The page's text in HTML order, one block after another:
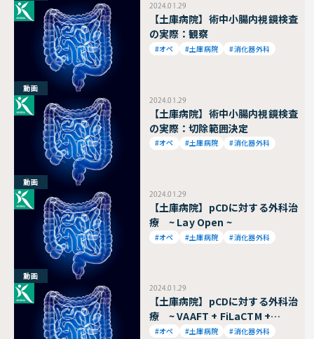
2024.01.29
【土庫病院】術中小腸内視鏡検査
の実際：観察
#オペ #土庫病院 #消化器外科
動画
2024.01.29
【土庫病院】術中小腸内視鏡検査
の実際：切除範囲決定
#オペ #土庫病院 #消化器外科
動画
2024.01.29
【土庫病院】pCDに対する外科治
療 ~ Lay Open ~
#オペ #土庫病院 #消化器外科
動画
2024.01.29
【土庫病院】pCDに対する外科治
療 ~ VAAFT + FiLaCTM +
Fistel Pistol ~
#オペ #土庫病院 #消化器外科